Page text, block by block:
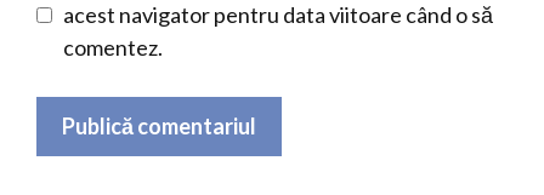
acest navigator pentru data viitoare când o să
comentez.